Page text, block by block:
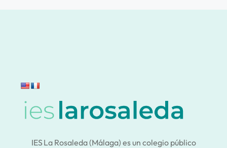
IES La Rosaleda (Málaga) es un colegio público